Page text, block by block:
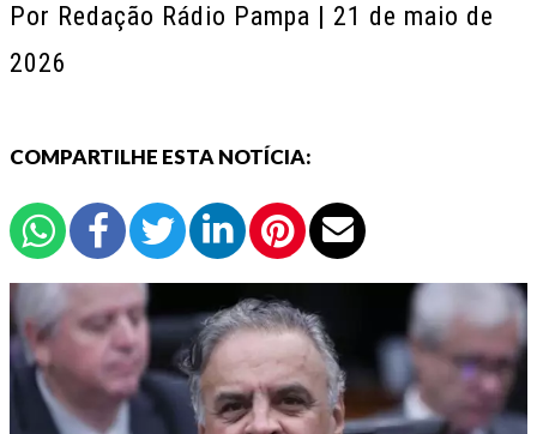
Por Redação Rádio Pampa | 21 de maio de
2026
COMPARTILHE ESTA NOTÍCIA: